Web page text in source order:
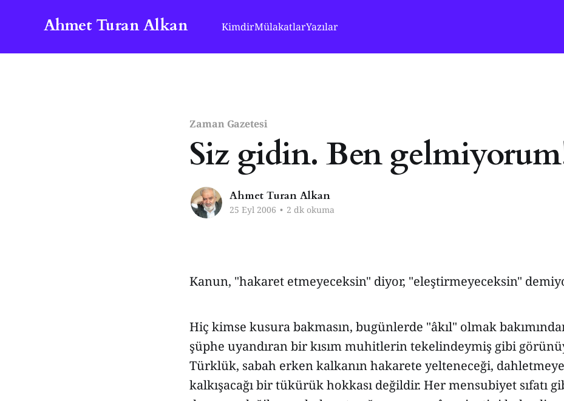
Ahmet Turan Alkan KimdirMülakatlarYazılar
Zaman Gazetesi
Siz gidin. Ben
Ahmet Turan Alkan
25 Eyl 2006 • 2 dk okuma
Kanun, "hakaret etmeyeceksin" diyor, "eleştirmeyeceksin"
Hiç kimse kusura bakmasın, bugünlerde "âkıl" olmak
şüphe uyandıran bir kısım muhitlerin tekelindeymiş gibi
Türklük, sabah erken kalkanın hakarete yelteneceği, dahletmeye
kalkışacağı bir tükürük hokkası değildir. Her mensubiyet sıfatı